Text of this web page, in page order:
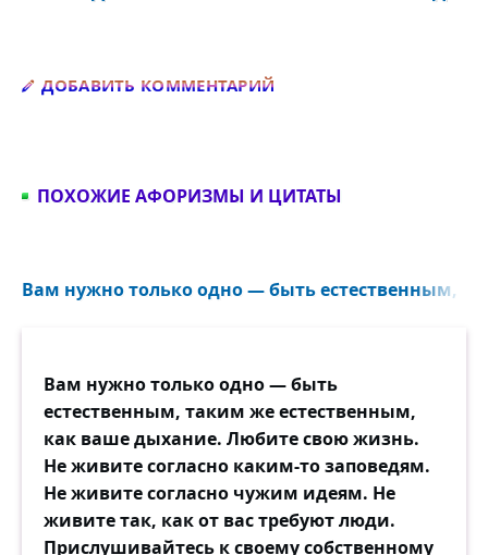
ДОБАВИТЬ КОММЕНТАРИЙ
ПОХОЖИЕ АФОРИЗМЫ И ЦИТАТЫ
Вам нужно только одно — быть естественным,
Вам нужно только одно — быть
естественным, таким же естественным,
как ваше дыхание. Любите свою жизнь.
Не живите согласно каким-то заповедям.
Не живите согласно чужим идеям. Не
живите так, как от вас требуют люди.
Прислушивайтесь к своему собственному